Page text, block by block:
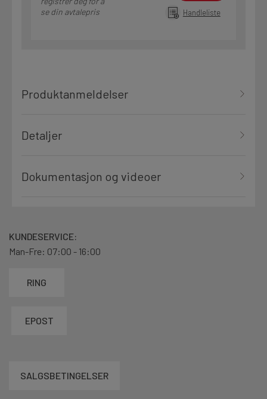
se din avtalepris
Handleliste
Produktanmeldelser
Detaljer
Dokumentasjon og videoer
KUNDESERVICE:
Man-Fre: 07:00 - 16:00
RING
EPOST
SALGSBETINGELSER